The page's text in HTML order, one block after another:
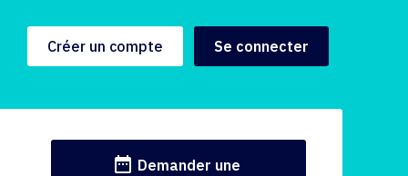
Créer un compte Se connecter
date_range Demander une